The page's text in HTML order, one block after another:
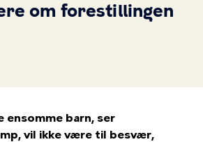
om forestillingen
ensomme barn, ser
vil ikke være til besvær,